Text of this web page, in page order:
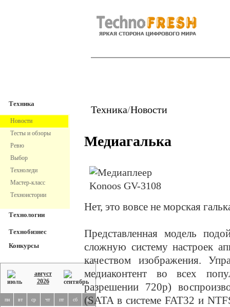
Техника
Новости
Тесты и обзоры
Ревю
Выбор
Техноледи
Мастер-класс
Техноистории
Технологии
Технобизнес
Конкурсы
август
2026
пн вт ср чт пт сб вс
Техника/Новости
Медиагалька
Нет, это вовсе не морская
Представленная модель
сложную систему настроек
качеством изображения.
медиаконтент во всех
разрешении 720р)
(SATA в системе FAT32 и